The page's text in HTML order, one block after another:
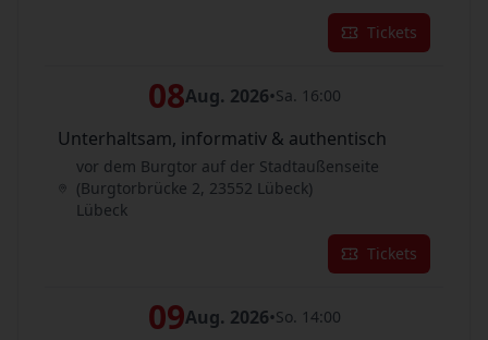
Tickets
08Aug. 2026•Sa. 16:00
Unterhaltsam, informativ & authentisch
vor dem Burgtor auf der Stadtaußenseite
(Burgtorbrücke 2, 23552 Lübeck)
Lübeck
Tickets
09Aug. 2026•So. 14:00